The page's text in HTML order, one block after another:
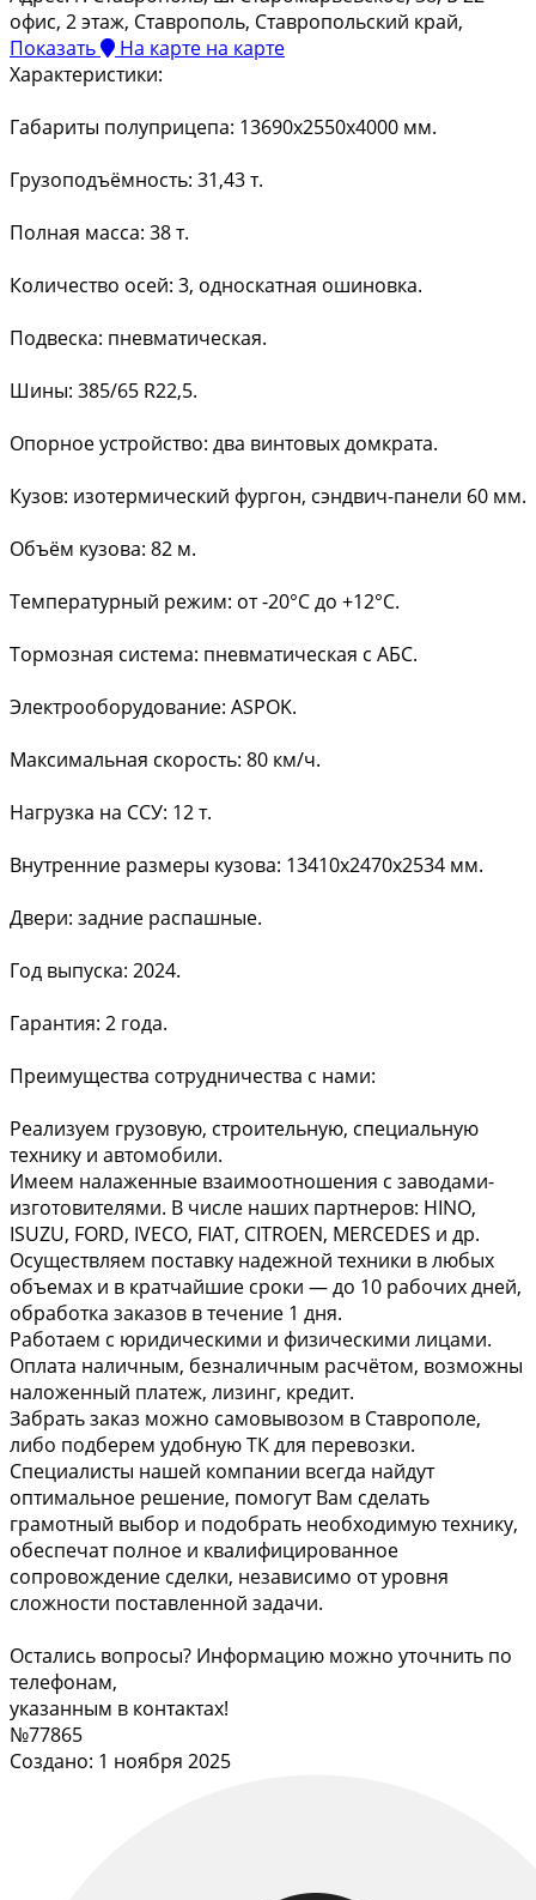
офис, 2 этаж, Ставрополь, Ставропольский край,
Показать
На карте на карте
Характеристики:
Габариты полуприцепа: 13690х2550х4000 мм.
Грузоподъёмность: 31,43 т.
Полная масса: 38 т.
Количество осей: 3, односкатная ошиновка.
Подвеска: пневматическая.
Шины: 385/65 R22,5.
Опорное устройство: два винтовых домкрата.
Кузов: изотермический фургон, сэндвич-панели 60 мм.
Объём кузова: 82 м.
Температурный режим: от -20°C до +12°C.
Тормозная система: пневматическая с АБС.
Электрооборудование: ASPOK.
Максимальная скорость: 80 км/ч.
Нагрузка на ССУ: 12 т.
Внутренние размеры кузова: 13410х2470х2534 мм.
Двери: задние распашные.
Год выпуска: 2024.
Гарантия: 2 года.
Преимущества сотрудничества с нами:
Реализуем грузовую, строительную, специальную
технику и автомобили.
Имеем налаженные взаимоотношения с заводами-
изготовителями. В числе наших партнеров: HINO,
ISUZU, FORD, IVECO, FIAT, CITROEN, MERCEDES и др.
Осуществляем поставку надежной техники в любых
объемах и в кратчайшие сроки — до 10 рабочих дней,
обработка заказов в течение 1 дня.
Работаем с юридическими и физическими лицами.
Оплата наличным, безналичным расчётом, возможны
наложенный платеж, лизинг, кредит.
Забрать заказ можно самовывозом в Ставрополе,
либо подберем удобную ТК для перевозки.
Специалисты нашей компании всегда найдут
оптимальное решение, помогут Вам сделать
грамотный выбор и подобрать необходимую технику,
обеспечат полное и квалифицированное
сопровождение сделки, независимо от уровня
сложности поставленной задачи.
Остались вопросы? Информацию можно уточнить по
телефонам,
указанным в контактах!
№77865
Создано: 1 ноября 2025